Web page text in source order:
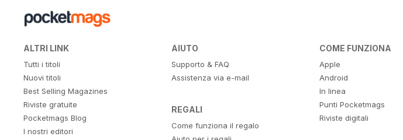
ALTRI LINK
Tutti i titoli
Nuovi titoli
Best Selling Magazines
Riviste gratuite
Pocketmags Blog
I nostri editori
AIUTO
Supporto & FAQ
Assistenza via e-mail
REGALI
Come funziona il regalo
COME FUNZIONA
Apple
Android
In linea
Punti Pocketmags
Riviste digitali